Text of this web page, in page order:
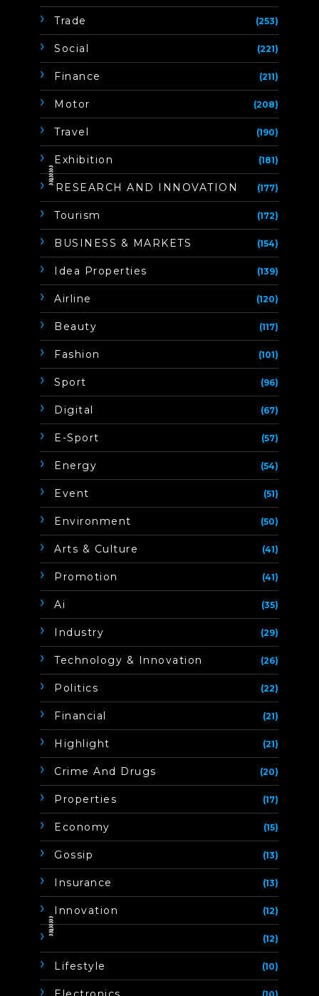
Trade (253)
Social (221)
Finance (211)
Motor (208)
Travel (190)
Exhibition (181)
ิิีิิิิิRESEARCH AND INNOVATION (177)
Tourism (172)
BUSINESS & MARKETS (154)
Idea Properties (139)
Airline (120)
Beauty (117)
Fashion (101)
Sport (96)
Digital (67)
E-Sport (57)
Energy (54)
Event (51)
Environment (50)
Arts & Culture (41)
Promotion (41)
Ai (35)
Industry (29)
Technology & Innovation (26)
Politics (22)
Financial (21)
Highlight (21)
Crime And Drugs (20)
Properties (17)
Economy (15)
Gossip (13)
Insurance (13)
Innovation (12)
(12)
Lifestyle (10)